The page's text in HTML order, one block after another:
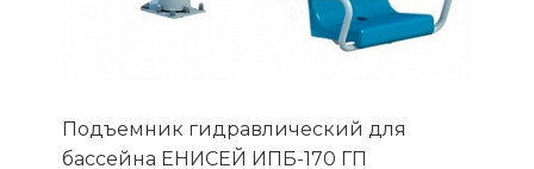
Подъемник гидравлический для
бассейна ЕНИСЕЙ ИПБ-170 ГП